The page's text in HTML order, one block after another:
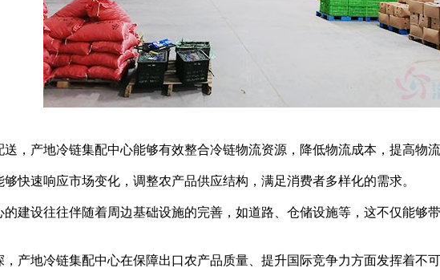
产地冷链集配中心能够有效整合冷链物流资源，降低物流成本，提高物流
速响应市场变化，调整农产品供应结构，满足消费者多样化的需求。
设往往伴随着周边基础设施的完善，如道路、仓储设施等，这不仅能够
地冷链集配中心在保障出口农产品质量、提升国际竞争力方面发挥着不可